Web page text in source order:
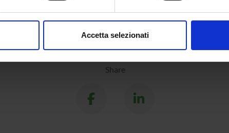
in qualsiasi momento dalla Dichiarazione sui cookie.
e social media, i quali potrebbero combinarle con altre
Accetta selezionati
Share